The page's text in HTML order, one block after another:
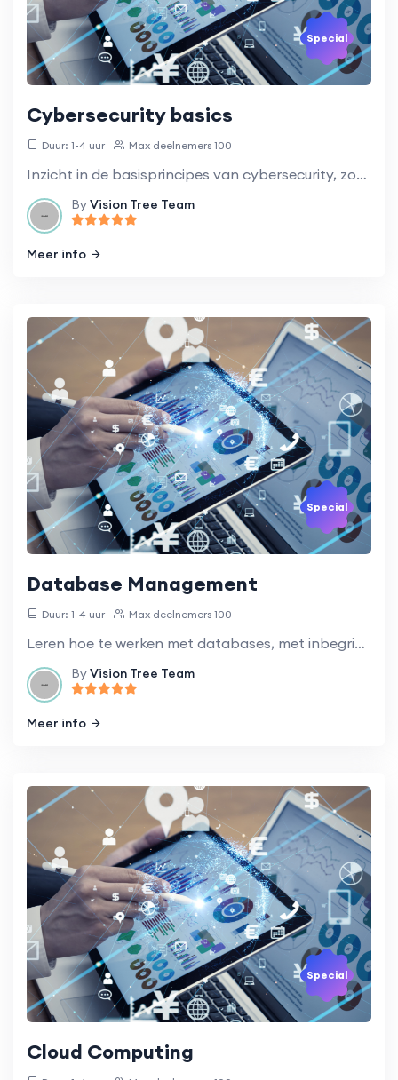
Special
Cybersecurity basics
Duur: 1-4 uur Max deelnemers 100
Inzicht in de basisprincipes van cybersecurity, zoals hoe veilig te blijven online en hoe te reageren op cyberdreigingen.
ByVision Tree Team
Meer info
Special
Database Management
Duur: 1-4 uur Max deelnemers 100
Leren hoe te werken met databases, met inbegrip van SQL.
ByVision Tree Team
Meer info
Special
Cloud Computing